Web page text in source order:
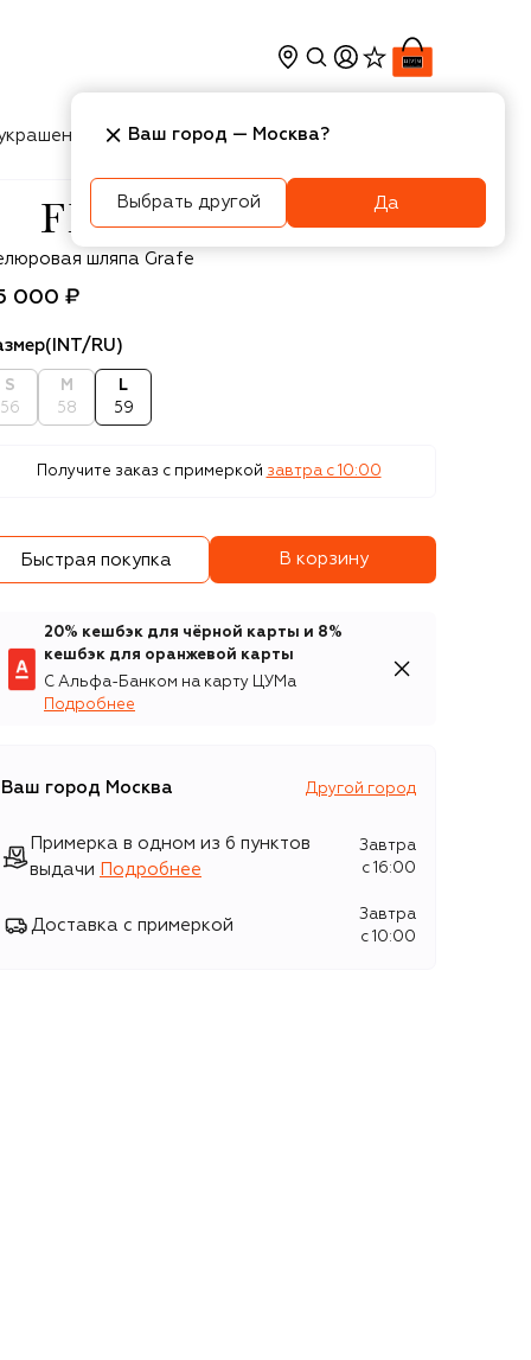
Косметика Интерьер
шляпа Grafe
000 ₽
(INT/RU)
S
56
M
58
L
59
Получите заказ с примеркой завтра c 10:00
Быстрая покупка В корзину
20% кешбэк для чёрной карты и 8%
кешбэк для оранжевой карты
С Альфа-Банком на карту ЦУМа
Подробнее
Ваш город Москва Другой город
Примерка в одном из 6 пунктов
выдачи
Подробнее
Завтра
c 16:00
Доставка с примеркой
Завтра
c 10:00
Ваш город — Москва?
Выбрать другой Да